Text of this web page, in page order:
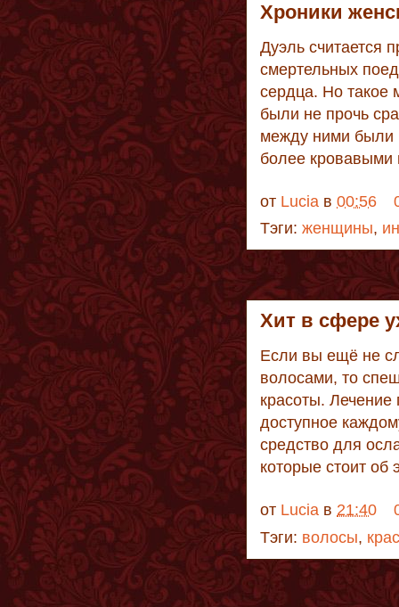
Xроники
Дуэль считается
смертельных
сердца. Но
были не прочь
между ними были
более
от Lucia в 00:56
Тэги: женщины,
Хит в сфере
Если вы ещё не
волосами, то
красоты. Лечение
доступное
средство для
которые стоит об
от Lucia в 21:40
Тэги: волосы,